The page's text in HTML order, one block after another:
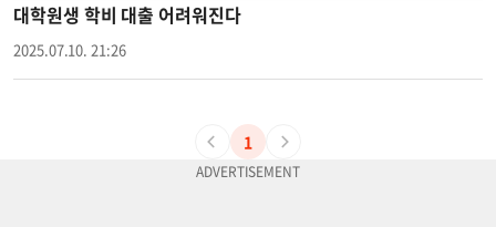
대학원생 학비 대출 어려워진다
2025.07.10. 21:26
1